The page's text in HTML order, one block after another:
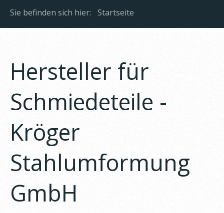
Sie befinden sich hier: Startseite
Hersteller für
Schmiedeteile -
Kröger
Stahlumformung
GmbH